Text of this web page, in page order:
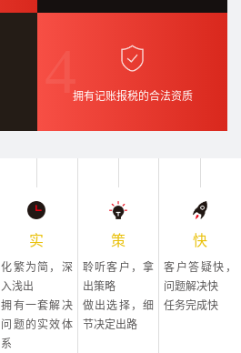
4
拥有记账报税的合法资质
实
化繁为简，深
入浅出
拥有一套解决
问题的实效体
系
策
聆听客户，拿
出策略
做出选择，细
节决定出路
快
客户答疑快，
问题解决快
任务完成快